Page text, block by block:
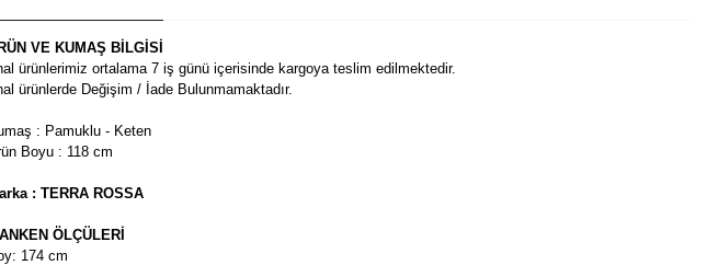
VE KUMAŞ BİLGİSİ
ürünlerimiz ortalama 7 iş günü içerisinde kargoya teslim edilmektedir.
ürünlerde Değişim / İade Bulunmamaktadır.
: Pamuklu - Keten
Boyu : 118 cm
: TERRA ROSSA
ÖLÇÜLERİ
174 cm